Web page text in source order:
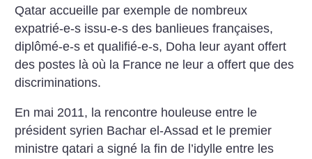
Qatar accueille par exemple de nombreux
expatrié-e-s issu-e-s des banlieues françaises,
diplômé-e-s et qualifié-e-s, Doha leur ayant offert
des postes là où la France ne leur a offert que des
discriminations.
En mai 2011, la rencontre houleuse entre le
président syrien Bachar el-Assad et le premier
ministre qatari a signé la fin de l’idylle entre les